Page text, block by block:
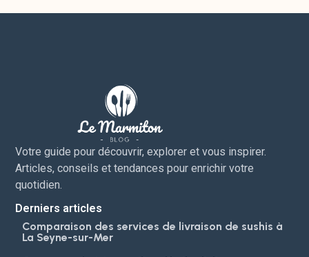
Votre guide pour découvrir, explorer et vous inspirer.
Articles, conseils et tendances pour enrichir votre
quotidien.
Derniers articles
Comparaison des services de livraison de sushis à
La Seyne-sur-Mer